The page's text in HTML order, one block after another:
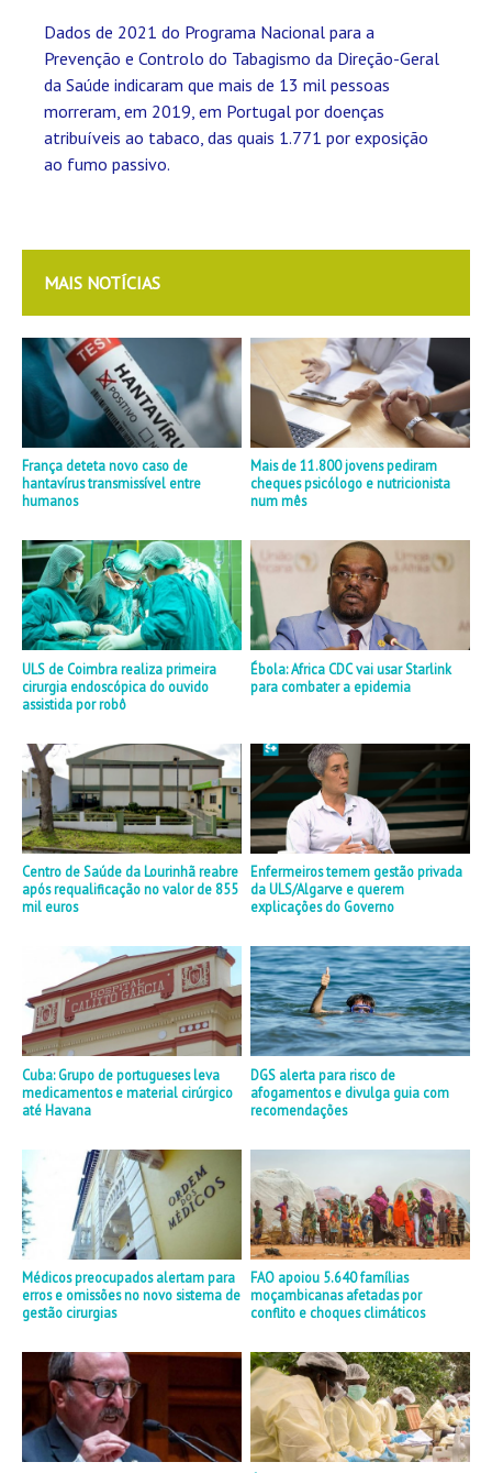
Dados de 2021 do Programa Nacional para a
Prevenção e Controlo do Tabagismo da Direção-Geral
da Saúde indicaram que mais de 13 mil pessoas
morreram, em 2019, em Portugal por doenças
atribuíveis ao tabaco, das quais 1.771 por exposição
ao fumo passivo.
MAIS NOTÍCIAS
França deteta novo caso de
hantavírus transmissível entre
humanos
Mais de 11.800 jovens pediram
cheques psicólogo e nutricionista
num mês
ULS de Coimbra realiza primeira
cirurgia endoscópica do ouvido
assistida por robô
Ébola: Africa CDC vai usar Starlink
para combater a epidemia
Centro de Saúde da Lourinhã reabre
após requalificação no valor de 855
mil euros
Enfermeiros temem gestão privada
da ULS/Algarve e querem
explicações do Governo
Cuba: Grupo de portugueses leva
medicamentos e material cirúrgico
até Havana
DGS alerta para risco de
afogamentos e divulga guia com
recomendações
Médicos preocupados alertam para
erros e omissões no novo sistema de
gestão cirurgias
FAO apoiou 5.640 famílias
moçambicanas afetadas por
conflito e choques climáticos